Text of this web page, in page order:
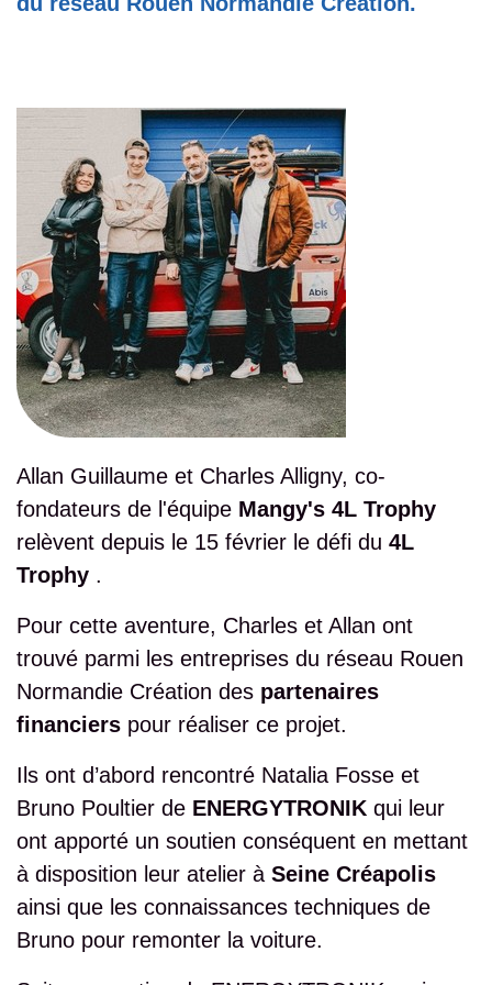
Allan Guillaume et Charles Alligny, co-
fondateurs de l'équipe Mangy's 4L Trophy
relèvent depuis le 15 février le défi du 4L
Trophy .
Pour cette aventure, Charles et Allan ont
trouvé parmi les entreprises du réseau Rouen
Normandie Création des partenaires
financiers pour réaliser ce projet.
Ils ont d’abord rencontré Natalia Fosse et
Bruno Poultier de ENERGYTRONIK qui leur
ont apporté un soutien conséquent en mettant
à disposition leur atelier à Seine Créapolis
ainsi que les connaissances techniques de
Bruno pour remonter la voiture.